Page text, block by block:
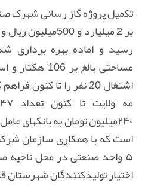
تکمیل پروژه‌ گاز رسانی شهرک
بر 2 میلیارد و 500میلیون ریال و به طول
رسید و اماده بهره برداری
اشتغال 20 نفر را تا کنون فراهم
مه ولایت تا کنون تعداد ۴۷
۲۴۰میلیون تومان به بانکهای
است که با همکاری سازمان
۵واحد صنعتی در محل ناحیه
اختیار تولیدکنندگان شهرستان